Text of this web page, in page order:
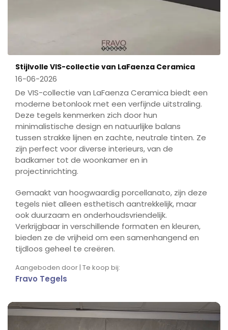
Stijlvolle VIS-collectie van LaFaenza Ceramica
16-06-2026
De VIS-collectie van LaFaenza Ceramica biedt een
moderne betonlook met een verfijnde uitstraling.
Deze tegels kenmerken zich door hun
minimalistische design en natuurlijke balans
tussen strakke lijnen en zachte, neutrale tinten. Ze
zijn perfect voor diverse interieurs, van de
badkamer tot de woonkamer en in
projectinrichting.
Gemaakt van hoogwaardig porcellanato, zijn deze
tegels niet alleen esthetisch aantrekkelijk, maar
ook duurzaam en onderhoudsvriendelijk.
Verkrijgbaar in verschillende formaten en kleuren,
bieden ze de vrijheid om een samenhangend en
tijdloos geheel te creëren.
Aangeboden door | Te koop bij:
Fravo Tegels